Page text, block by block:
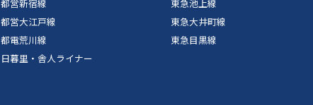
都営新宿線
都営大江戸線
都電荒川線
日暮里・舎人ライナー
東急池上線
東急大井町線
東急目黒線